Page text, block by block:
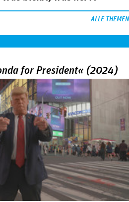
ALLE THEMEN
for President« (2024)